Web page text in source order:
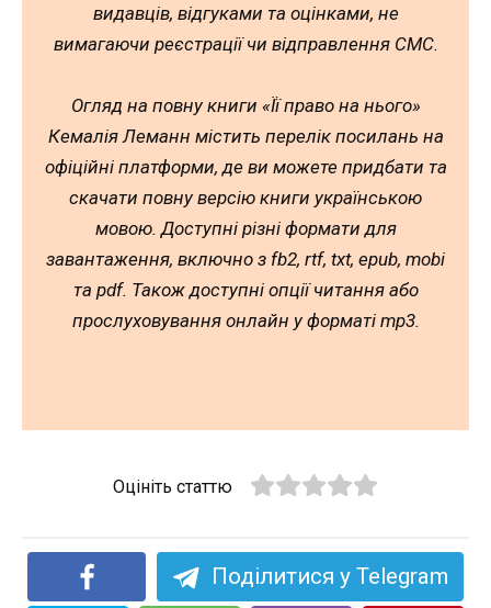
видавців, відгуками та оцінками, не
вимагаючи реєстрації чи відправлення СМС.
Огляд на повну книги «Її право на нього»
Кемалія Леманн містить перелік посилань на
офіційні платформи, де ви можете придбати та
скачати повну версію книги українською
мовою. Доступні різні формати для
завантаження, включно з fb2, rtf, txt, epub, mobi
та pdf. Також доступні опції читання або
прослуховування онлайн у форматі mp3.
Оцініть статтю
Поділитися у Telegram